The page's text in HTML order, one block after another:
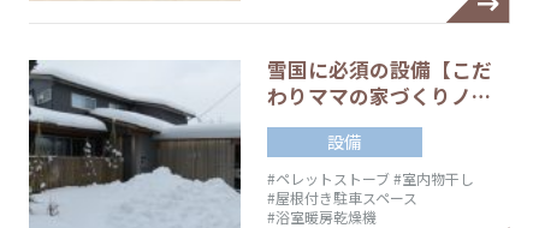
雪国に必須の設備【こだ
わりママの家づくりノ…
設備
#ペレットストーブ#室内物干し
#屋根付き駐車スペース
#浴室暖房乾燥機